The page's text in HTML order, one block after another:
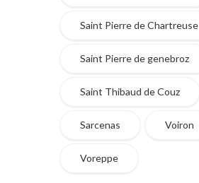
Saint Pierre de Chartreuse
Saint Pierre de genebroz
Saint Thibaud de Couz
Sarcenas Voiron
Voreppe